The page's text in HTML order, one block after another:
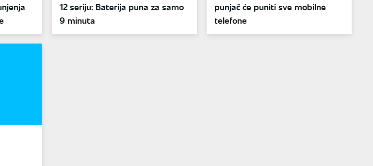
12 seriju: Baterija puna za samo
9 minuta
punjač će puniti sve mobilne
telefone